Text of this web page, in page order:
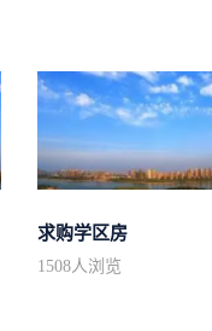
求购学区房
1508人浏览